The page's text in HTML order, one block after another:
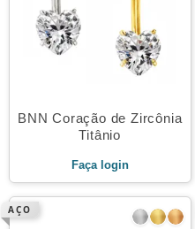
BNN Coração de Zircônia
Titânio
Faça login
AÇO